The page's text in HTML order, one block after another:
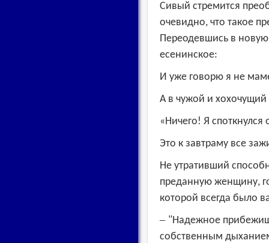
Сивый стремится
очевидно, что такое
Переодевшись в
есенинское:
И уже говорю я не
А в чужой и хохочущий
«Ничего! Я споткнулся
Это к завтраму все
Не утративший
преданную женщину,
которой всегда было
– "Надежное
собственным